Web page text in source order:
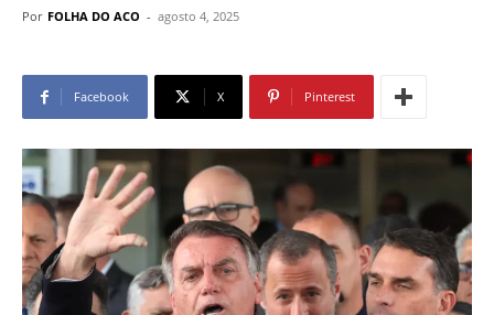
Por FOLHA DO ACO - agosto 4, 2025
Facebook X Pinterest